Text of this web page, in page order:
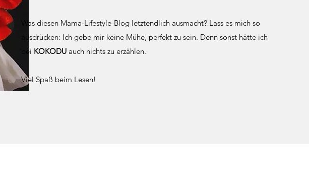
Was diesen Mama-Lifestyle-Blog letztendlich ausmacht? Lass es mich so
ausdrücken: Ich gebe mir keine Mühe, perfekt zu sein. Denn sonst hätte ich
bei KOKODU auch nichts zu erzählen.
Viel Spaß beim Lesen!